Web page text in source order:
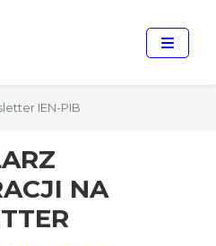
IEN-PIB
NA